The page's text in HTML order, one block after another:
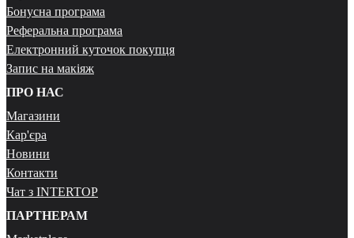
Бонусна програма
Реферальна програма
Електронний куточок покупця
Запис на макіяж
ПРО НАС
Магазини
Кар'єра
Новини
Контакти
Чат з INTERTOP
ПАРТНЕРАМ